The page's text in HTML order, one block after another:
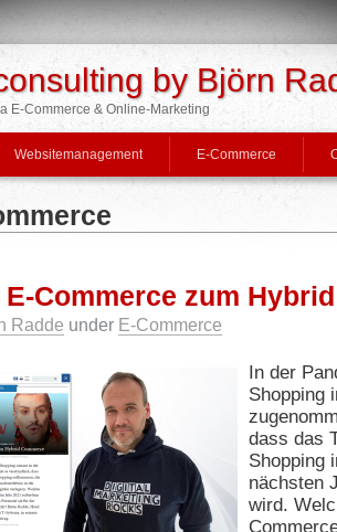
by Björn
E-Commerce & Online-Marketing
Websitemanagement E-Commerce
E-Commerce zum
Radde under E-Commerce
In der
Shopping
dass das
Shopping
nächsten
wird.